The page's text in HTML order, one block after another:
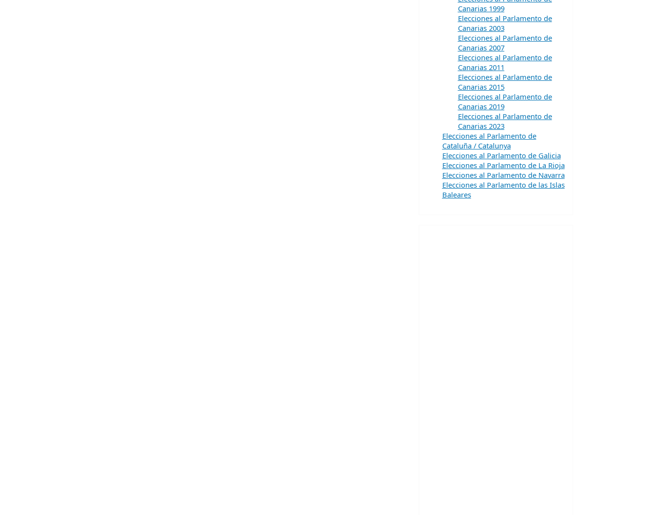
Canarias 1999
Elecciones al Parlamento de
Canarias 2003
Elecciones al Parlamento de
Canarias 2007
Elecciones al Parlamento de
Canarias 2011
Elecciones al Parlamento de
Canarias 2015
Elecciones al Parlamento de
Canarias 2019
Elecciones al Parlamento de
Canarias 2023
Elecciones al Parlamento de
Cataluña / Catalunya
Elecciones al Parlamento de Galicia
Elecciones al Parlamento de La Rioja
Elecciones al Parlamento de Navarra
Elecciones al Parlamento de las Islas
Baleares